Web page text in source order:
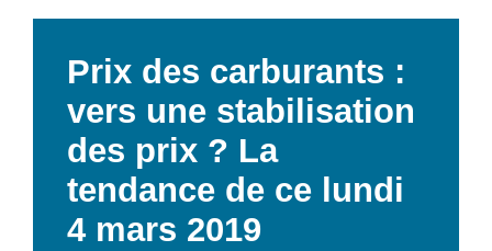
Prix des carburants :
vers une stabilisation
des prix ? La
tendance de ce lundi
4 mars 2019